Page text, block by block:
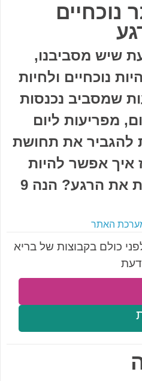
נוכחיים
שיש מסביבנו,
נוכחיים ולחיות
שמסביב נכנסות
מפריעות ליום
להגביר את תחושת
אפשר להיות
יותר נוכחיים ולחיות את הרגע? הנה 9
האתר
כולם בקבוצות של בריא